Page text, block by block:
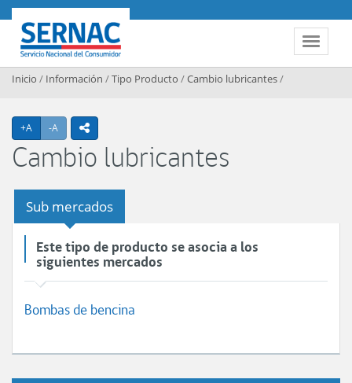
Contenido principal
Toggle
SERNAC
Inicio / Información /Tipo Producto /Cambio lubricantes/
+A Agrandar texto
-A Achicar textoicono compartir
Cambio lubricantes
Sub mercados
Este tipo de producto se asocia a los
siguientes mercados
Bombas de bencina